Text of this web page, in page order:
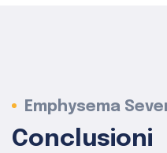
Emphysema
Conclusioni